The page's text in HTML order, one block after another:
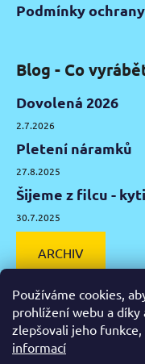
Používáme cookies,
prohlížení webu a díky
zlepšovali jeho
informací
Podmínky
Blog - Co
Dovolená 2026
2.7.2026
Pletení náramků
27.8.2025
Šijeme z filcu -
30.7.2025
ARCHIV
Facebook